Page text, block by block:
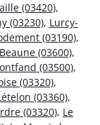
(03420),
(03230), Lurcy-
(03190),
(03600),
(03500),
(03320),
(03360),
(03320), Le